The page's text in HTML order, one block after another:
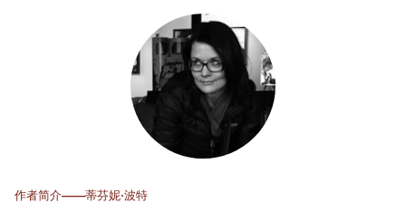
作者简介——蒂芬妮·波特